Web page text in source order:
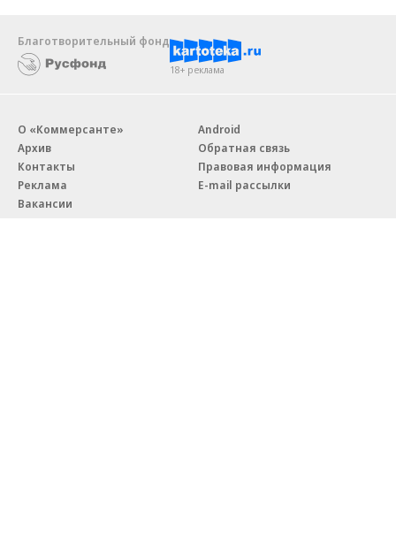
Благотворительный фонд
18+ реклама
О «Коммерсанте»
Архив
Контакты
Реклама
Вакансии
Android
Обратная связь
Правовая информация
E-mail рассылки